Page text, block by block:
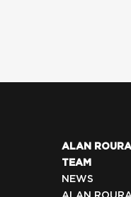
ALAN
TEAM
NEWS